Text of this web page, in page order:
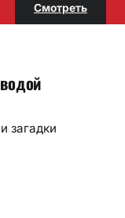
Смотреть
загадки